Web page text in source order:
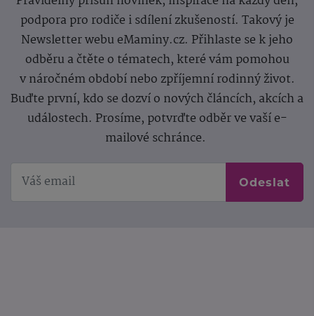
podpora pro rodiče i sdílení zkušeností. Takový je
Newsletter webu eMaminy.cz. Přihlaste se k jeho
odběru a čtěte o tématech, které vám pomohou
v náročném období nebo zpříjemní rodinný život.
Buďte první, kdo se dozví o nových článcích, akcích a
událostech. Prosíme, potvrďte odběr ve vaší e-
mailové schránce.
Odeslat